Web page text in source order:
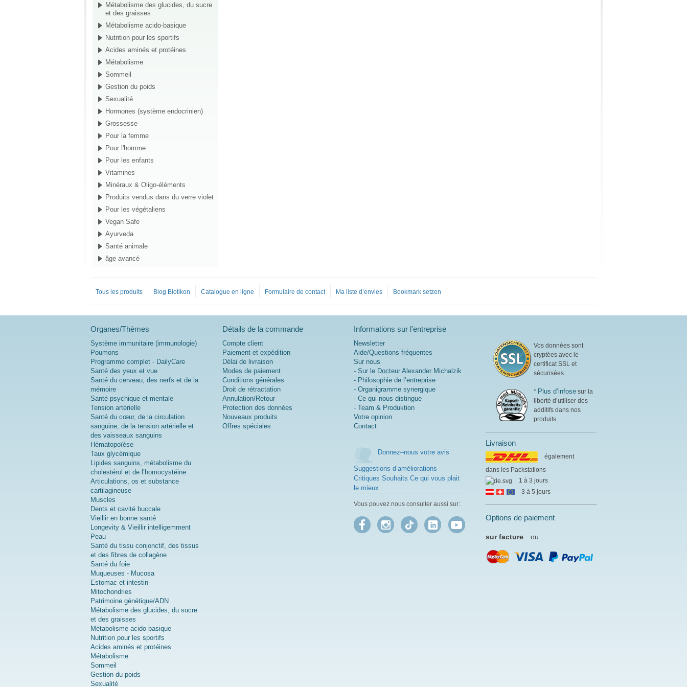
Métabolisme des glucides, du sucre
et des graisses
Métabolisme acido-basique
Nutrition pour les sportifs
Acides aminés et protéines
Métabolisme
Sommeil
Gestion du poids
Sexualité
Hormones (système endocrinien)
Grossesse
Pour la femme
Pour l'homme
Pour les enfants
Vitamines
Minéraux & Oligo-éléments
Produits vendus dans du verre violet
Pour les végétaliens
Vegan Safe
Ayurveda
Santé animale
âge avancé
Tous les produits Blog Biotikon Catalogue en ligne Formulaire de contact Ma liste d’envies Bookmark setzen
Organes/Thèmes
Système immunitaire (immunologie)
Poumons
Programme complet - DailyCare
Santé des yeux et vue
Santé du cerveau, des nerfs et de la
mémoire
Santé psychique et mentale
Tension artérielle
Santé du cœur, de la circulation
sanguine, de la tension artérielle et
des vaisseaux sanguins
Hématopoïèse
Taux glycémique
Lipides sanguins, métabolisme du
cholestérol et de l’homocystéine
Articulations, os et substance
cartilagineuse
Muscles
Dents et cavité buccale
Vieillir en bonne santé
Longevity & Vieillir intelligemment
Peau
Santé du tissu conjonctif, des tissus
et des fibres de collagène
Santé du foie
Muqueuses - Mucosa
Estomac et intestin
Mitochondries
Patrimoine génétique/ADN
Métabolisme des glucides, du sucre
et des graisses
Métabolisme acido-basique
Nutrition pour les sportifs
Acides aminés et protéines
Métabolisme
Sommeil
Gestion du poids
Sexualité
Détails de la commande
Compte client
Paiement et expédition
Délai de livraison
Modes de paiement
Conditions générales
Droit de rétractation
Annulation/Retour
Protection des données
Nouveaux produits
Offres spéciales
Informations sur l’entreprise
Newsletter
Aide/Questions fréquentes
Sur nous
- Sur le Docteur Alexander Michalzik
- Philosophie de l’entreprise
- Organigramme synergique
- Ce qui nous distingue
- Team & Produktion
Votre opinion
Contact
Donnez–nous votre avis
Suggestions d’améliorations
Critiques Souhaits Ce qui vous plait
le mieux
Vous pouvez nous consulter aussi sur:
Vos données sont
cryptées avec le
certificat SSL et
sécurisées.
* Plus d’infose sur la
liberté d’utiliser des
additifs dans nos
produits
Livraison
également
dans les Packstations
1 à 3 jours
3 à 5 jours
Options de paiement
sur facture ou